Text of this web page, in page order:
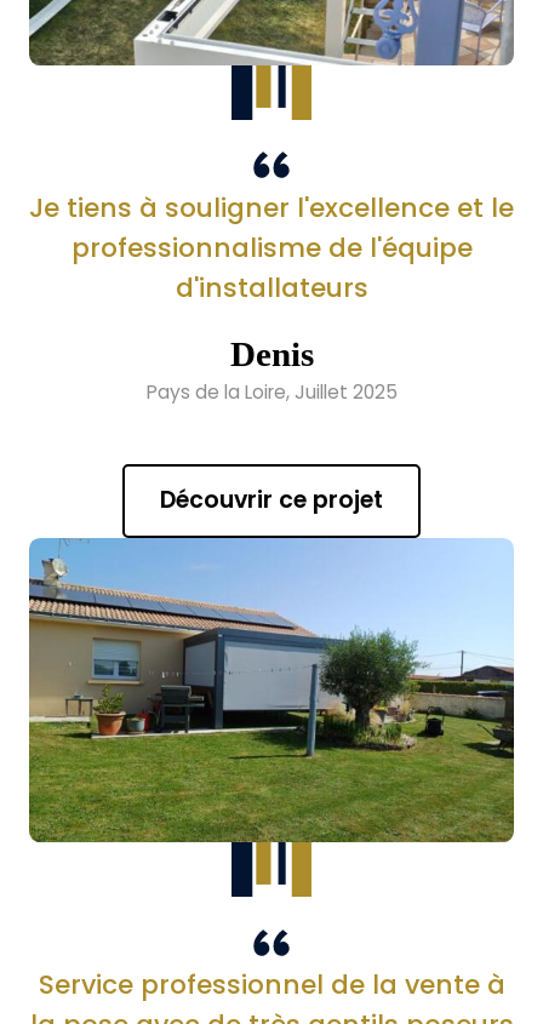
Je tiens à souligner l'excellence et le
professionnalisme de l'équipe
d'installateurs
Denis
Pays de la Loire, Juillet 2025
Découvrir ce projet
Service professionnel de la vente à